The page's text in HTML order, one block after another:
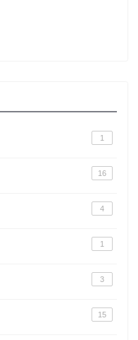
1
16
4
1
3
15